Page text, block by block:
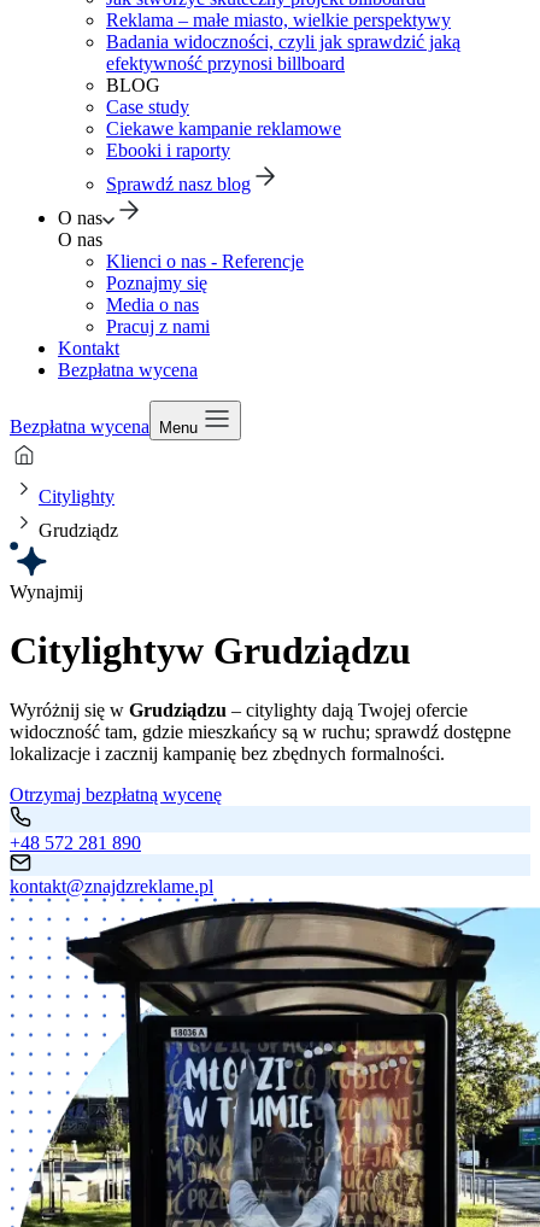
Reklama – małe miasto, wielkie perspektywy
Badania widoczności, czyli jak sprawdzić jaką
efektywność przynosi billboard
BLOG
Case study
Ciekawe kampanie reklamowe
Ebooki i raporty
Sprawdź nasz blog
O nas
O nas
Klienci o nas - Referencje
Poznajmy się
Media o nas
Pracuj z nami
Kontakt
Bezpłatna wycena
Bezpłatna wycena Menu
Citylighty
Grudziądz
Wynajmij
Citylightyw Grudziądzu
Wyróżnij się w Grudziądzu – citylighty dają Twojej ofercie
widoczność tam, gdzie mieszkańcy są w ruchu; sprawdź dostępne
lokalizacje i zacznij kampanię bez zbędnych formalności.
Otrzymaj bezpłatną wycenę
+48 572 281 890
kontakt@znajdzreklame.pl